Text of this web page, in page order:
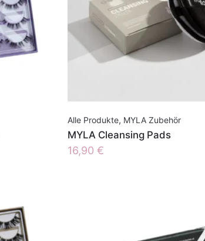
Alle Produkte, MYLA Zubehör
MYLA Cleansing Pads
16,90 €